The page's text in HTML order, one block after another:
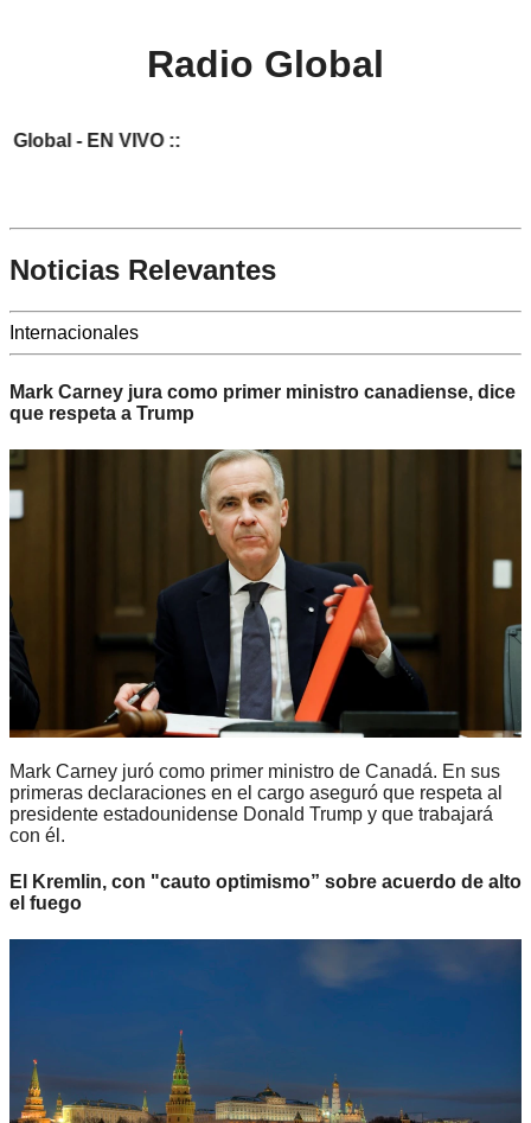
Radio Global
VIVO ::
Noticias Relevantes
Internacionales
Mark Carney jura como primer ministro canadiense, dice
que respeta a Trump
Mark Carney juró como primer ministro de Canadá. En sus
primeras declaraciones en el cargo aseguró que respeta al
presidente estadounidense Donald Trump y que trabajará
con él.
El Kremlin, con "cauto optimismo” sobre acuerdo de alto
el fuego